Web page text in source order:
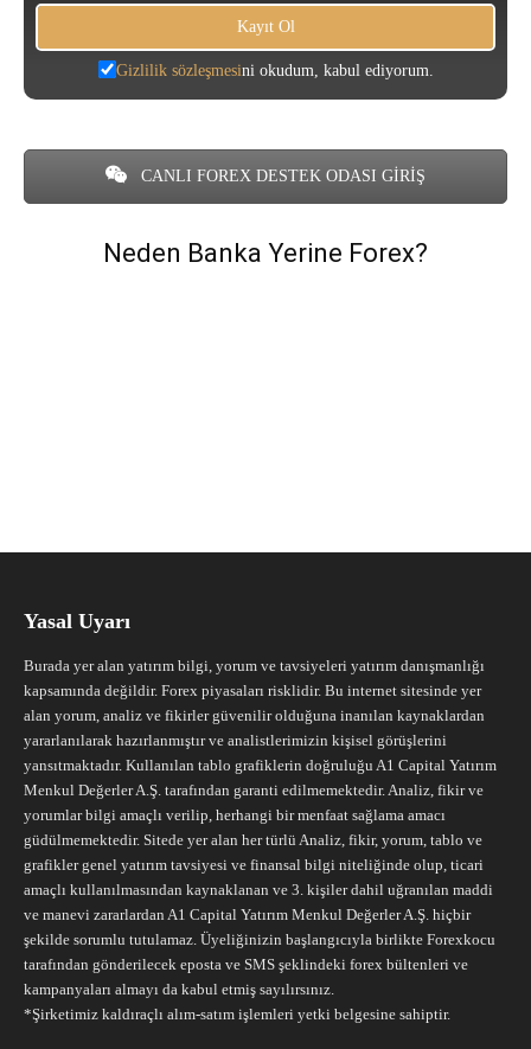
Gizlilik sözleşmesini okudum, kabul ediyorum.
CANLI FOREX DESTEK ODASI GİRİŞ
Neden Banka Yerine Forex?
Yasal Uyarı
Burada yer alan yatırım bilgi, yorum ve tavsiyeleri yatırım danışmanlığı
kapsamında değildir. Forex piyasaları risklidir. Bu internet sitesinde yer
alan yorum, analiz ve fikirler güvenilir olduğuna inanılan kaynaklardan
yararlanılarak hazırlanmıştır ve analistlerimizin kişisel görüşlerini
yansıtmaktadır. Kullanılan tablo grafiklerin doğruluğu A1 Capital Yatırım
Menkul Değerler A.Ş. tarafından garanti edilmemektedir. Analiz, fikir ve
yorumlar bilgi amaçlı verilip, herhangi bir menfaat sağlama amacı
güdülmemektedir. Sitede yer alan her türlü Analiz, fikir, yorum, tablo ve
grafikler genel yatırım tavsiyesi ve finansal bilgi niteliğinde olup, ticari
amaçlı kullanılmasından kaynaklanan ve 3. kişiler dahil uğranılan maddi
ve manevi zararlardan A1 Capital Yatırım Menkul Değerler A.Ş. hiçbir
şekilde sorumlu tutulamaz. Üyeliğinizin başlangıcıyla birlikte Forexkocu
tarafından gönderilecek eposta ve SMS şeklindeki forex bültenleri ve
kampanyaları almayı da kabul etmiş sayılırsınız.
*Şirketimiz kaldıraçlı alım-satım işlemleri yetki belgesine sahiptir.